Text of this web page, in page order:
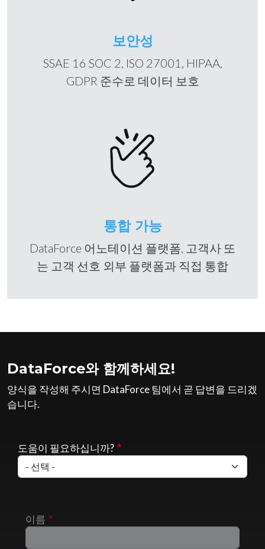
보안성
SSAE 16 SOC 2, ISO 27001, HIPAA,
GDPR 준수로 데이터 보호
통합 가능
DataForce 어노테이션 플랫폼, 고객사 또
는 고객 선호 외부 플랫폼과 직접 통합
DataForce와 함께하세요!
양식을 작성해 주시면 DataForce 팀에서 곧 답변을 드리겠
습니다.
도움이 필요하십니까?
이름